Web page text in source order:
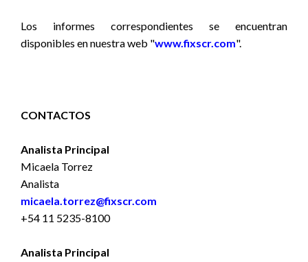
Los informes correspondientes se encuentran
disponibles en nuestra web "www.fixscr.com".
CONTACTOS
Analista Principal
Micaela Torrez
Analista
micaela.torrez@fixscr.com
+54 11 5235-8100
Analista Principal